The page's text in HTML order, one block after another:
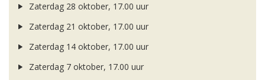
Zaterdag 28 oktober, 17.00 uur
Zaterdag 21 oktober, 17.00 uur
Zaterdag 14 oktober, 17.00 uur
Zaterdag 7 oktober, 17.00 uur